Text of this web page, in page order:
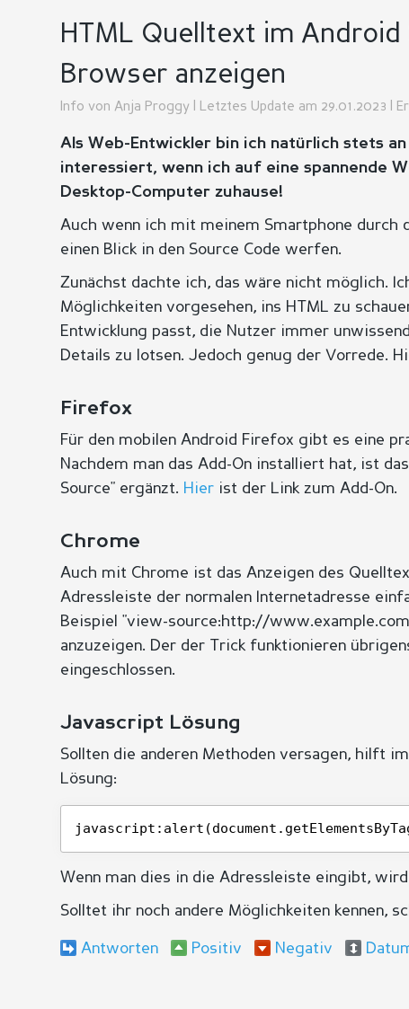
HTML Quelltext im Android
Browser anzeigen
Info von Anja Proggy | Letztes Update am 29.01.2023 |
Als Web-Entwickler bin ich natürlich stets
interessiert, wenn ich auf eine spannende
Desktop-Computer zuhause!
Auch wenn ich mit meinem Smartphone durch
einen Blick in den Source Code werfen.
Zunächst dachte ich, das wäre nicht möglich.
Möglichkeiten vorgesehen, ins HTML zu
Entwicklung passt, die Nutzer immer
Details zu lotsen. Jedoch genug der Vorrede.
Firefox
Für den mobilen Android Firefox gibt es eine
Nachdem man das Add-On installiert hat, ist
Source" ergänzt. Hier ist der Link zum Add-On.
Chrome
Auch mit Chrome ist das Anzeigen des
Adressleiste der normalen Internetadresse
Beispiel "view-source:http://
anzuzeigen. Der der Trick funktionieren
eingeschlossen.
Javascript Lösung
Sollten die anderen Methoden versagen, hilft
Lösung:
Wenn man dies in die Adressleiste eingibt,
Solltet ihr noch andere Möglichkeiten kennen,
Antworten Positiv Negativ